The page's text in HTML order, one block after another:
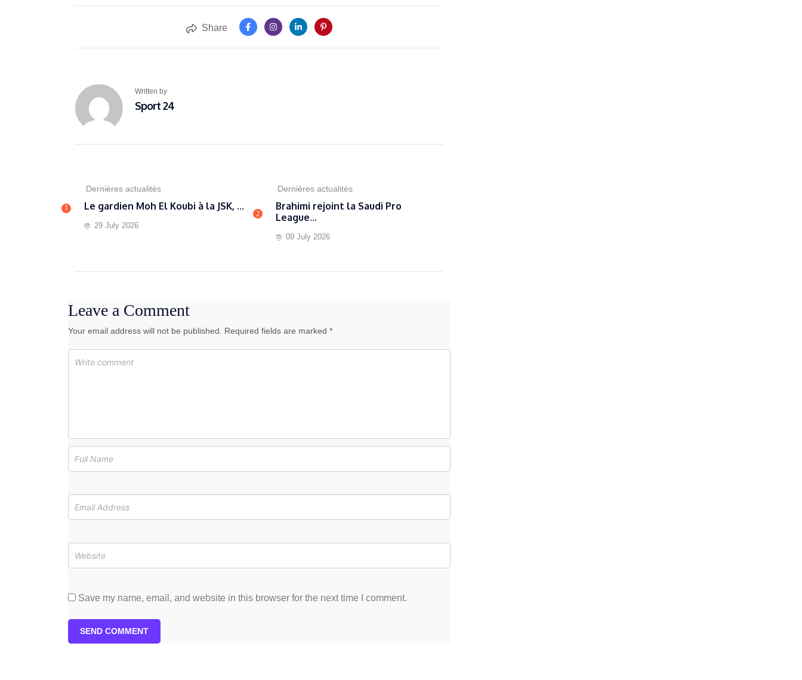
Share
Written by
Sport 24
1
Dernières actualités
Le gardien Moh El Koubi à la JSK, ...
29 July 2026
2
Dernières actualités
Brahimi rejoint la Saudi Pro
League...
09 July 2026
Leave a Comment
Your email address will not be published. Required fields are marked *
Save my name, email, and website in this browser for the next time I comment.
SEND COMMENT